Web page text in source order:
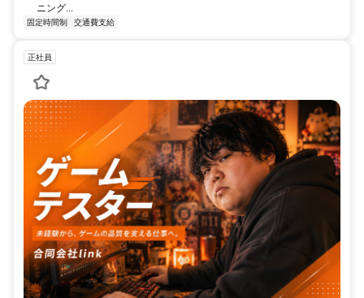
ニング...
固定時間制 交通費支給
正社員